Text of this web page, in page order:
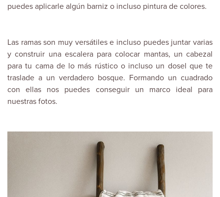
puedes aplicarle algún barniz o incluso pintura de colores.
Las ramas son muy versátiles e incluso puedes juntar varias
y construir una escalera para colocar mantas, un cabezal
para tu cama de lo más rústico o incluso un dosel que te
traslade a un verdadero bosque. Formando un cuadrado
con ellas nos puedes conseguir un marco ideal para
nuestras fotos.